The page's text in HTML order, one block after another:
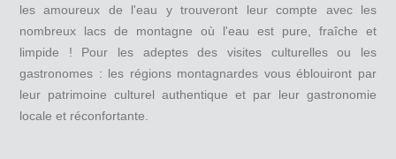
les amoureux de l'eau y trouveront leur compte avec les
nombreux lacs de montagne où l'eau est pure, fraîche et
limpide ! Pour les adeptes des visites culturelles ou les
gastronomes : les régions montagnardes vous éblouiront par
leur patrimoine culturel authentique et par leur gastronomie
locale et réconfortante.